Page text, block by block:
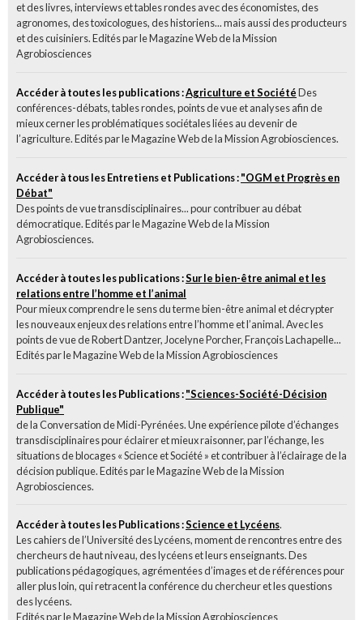
et des livres, interviews et tables rondes avec des économistes, des
agronomes, des toxicologues, des historiens... mais aussi des producteurs
et des cuisiniers. Edités par le Magazine Web de la Mission
Agrobiosciences
Accéder à toutes les publications :Agriculture et SociétéDes
conférences-débats, tables rondes, points de vue et analyses afin de
mieux cerner les problématiques sociétales liées au devenir de
l’agriculture. Edités par le Magazine Web de la Mission Agrobiosciences.
Accéder à tous les Entretiens et Publications :"OGM et Progrès en
Débat"
Des points de vue transdisciplinaires... pour contribuer au débat
démocratique. Edités par le Magazine Web de la Mission
Agrobiosciences.
Accéder à toutes les publications :Sur le bien-être animal et les
relations entre l’homme et l’animal
Pour mieux comprendre le sens du terme bien-être animal et décrypter
les nouveaux enjeux des relations entre l’homme et l’animal. Avec les
points de vue de Robert Dantzer, Jocelyne Porcher, François Lachapelle...
Edités par le Magazine Web de la Mission Agrobiosciences
Accéder à toutes les Publications :"Sciences-Société-Décision
Publique"
de la Conversation de Midi-Pyrénées. Une expérience pilote d’échanges
transdisciplinaires pour éclairer et mieux raisonner, par l’échange, les
situations de blocages « Science et Société » et contribuer à l’éclairage de la
décision publique. Edités par le Magazine Web de la Mission
Agrobiosciences.
Accéder à toutes les Publications :Science et Lycéens.
Les cahiers de l’Université des Lycéens, moment de rencontres entre des
chercheurs de haut niveau, des lycéens et leurs enseignants. Des
publications pédagogiques, agrémentées d’images et de références pour
aller plus loin, qui retracent la conférence du chercheur et les questions
des lycéens.
Edités par le Magazine Web de la Mission Agrobiosciences